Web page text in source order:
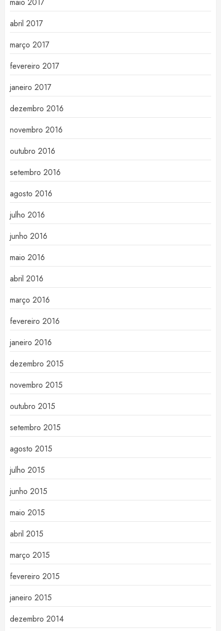
maio 2017
abril 2017
março 2017
fevereiro 2017
janeiro 2017
dezembro 2016
novembro 2016
outubro 2016
setembro 2016
agosto 2016
julho 2016
junho 2016
maio 2016
abril 2016
março 2016
fevereiro 2016
janeiro 2016
dezembro 2015
novembro 2015
outubro 2015
setembro 2015
agosto 2015
julho 2015
junho 2015
maio 2015
abril 2015
março 2015
fevereiro 2015
janeiro 2015
dezembro 2014